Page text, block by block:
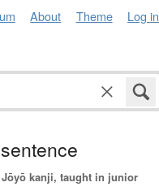
About Theme Log in
Jōyō kanji, taught in junior